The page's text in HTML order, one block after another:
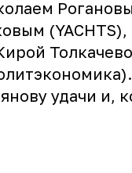
удачи и,